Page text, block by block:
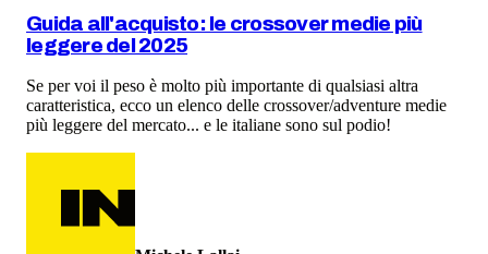
Guida all'acquisto: le crossover medie più
leggere del 2025
Se per voi il peso è molto più importante di qualsiasi altra
caratteristica, ecco un elenco delle crossover/adventure medie
più leggere del mercato... e le italiane sono sul podio!